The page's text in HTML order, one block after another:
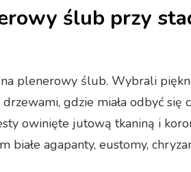
ślub przy
plenerowy ślub. Wybrali
gdzie miała odbyć się
owinięte jutową tkaniną i
białe agapanty, eustomy,